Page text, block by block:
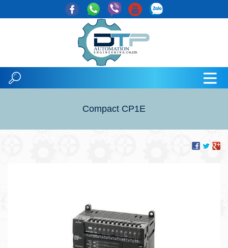
Compact CP1E